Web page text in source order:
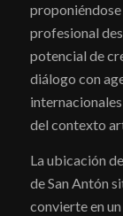
profesional
potencial de
diálogo con
del contexto
La ubicación
de San Antón
convierte en